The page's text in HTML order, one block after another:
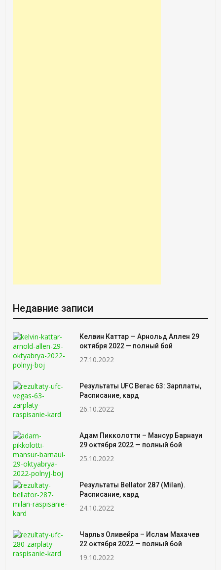
Недавние записи
Келвин Каттар — Арнольд Аллен 29
октября 2022 — полный бой
27.10.2022
Результаты UFC Вегас 63: Зарплаты,
Расписание, кард
26.10.2022
Адам Пикколотти – Мансур Барнауи
29 октября 2022 — полный бой
25.10.2022
Результаты Bellator 287 (Milan).
Расписание, кард
24.10.2022
Чарльз Оливейра – Ислам Махачев
22 октября 2022 — полный бой
19.10.2022